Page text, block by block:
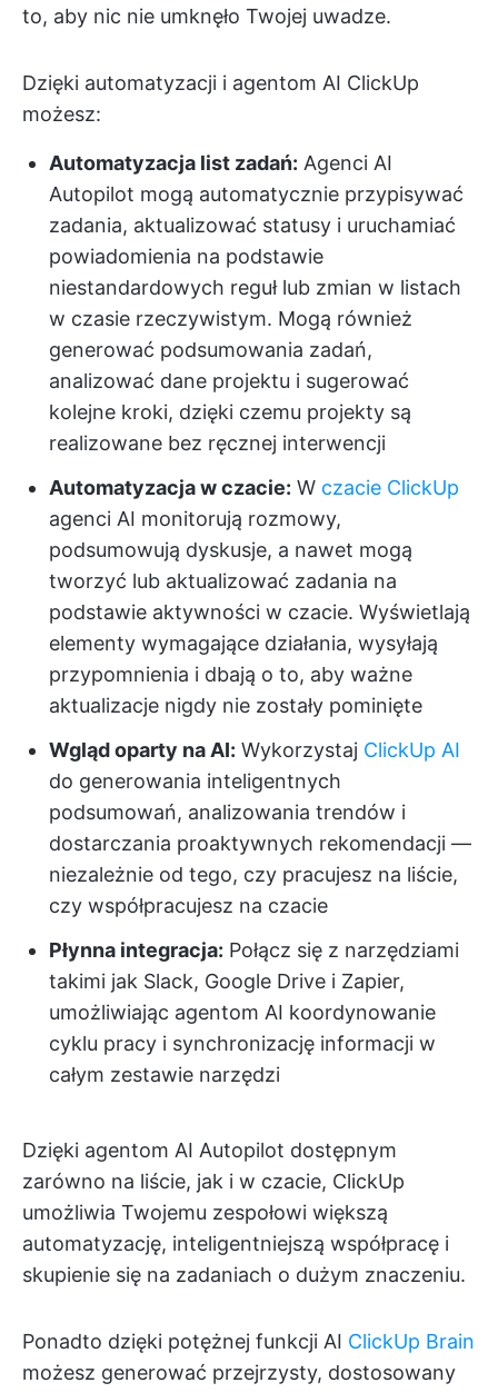
to, aby nic nie umknęło Twojej uwadze.
Dzięki automatyzacji i agentom AI ClickUp
możesz:
Automatyzacja list zadań: Agenci AI
Autopilot mogą automatycznie przypisywać
zadania, aktualizować statusy i uruchamiać
powiadomienia na podstawie
niestandardowych reguł lub zmian w listach
w czasie rzeczywistym. Mogą również
generować podsumowania zadań,
analizować dane projektu i sugerować
kolejne kroki, dzięki czemu projekty są
realizowane bez ręcznej interwencji
Automatyzacja w czacie: W czacie ClickUp
agenci AI monitorują rozmowy,
podsumowują dyskusje, a nawet mogą
tworzyć lub aktualizować zadania na
podstawie aktywności w czacie. Wyświetlają
elementy wymagające działania, wysyłają
przypomnienia i dbają o to, aby ważne
aktualizacje nigdy nie zostały pominięte
Wgląd oparty na AI: Wykorzystaj ClickUp AI
do generowania inteligentnych
podsumowań, analizowania trendów i
dostarczania proaktywnych rekomendacji —
niezależnie od tego, czy pracujesz na liście,
czy współpracujesz na czacie
Płynna integracja: Połącz się z narzędziami
takimi jak Slack, Google Drive i Zapier,
umożliwiając agentom AI koordynowanie
cyklu pracy i synchronizację informacji w
całym zestawie narzędzi
Dzięki agentom AI Autopilot dostępnym
zarówno na liście, jak i w czacie, ClickUp
umożliwia Twojemu zespołowi większą
automatyzację, inteligentniejszą współpracę i
skupienie się na zadaniach o dużym znaczeniu.
Ponadto dzięki potężnej funkcji AI ClickUp Brain
możesz generować przejrzysty, dostosowany